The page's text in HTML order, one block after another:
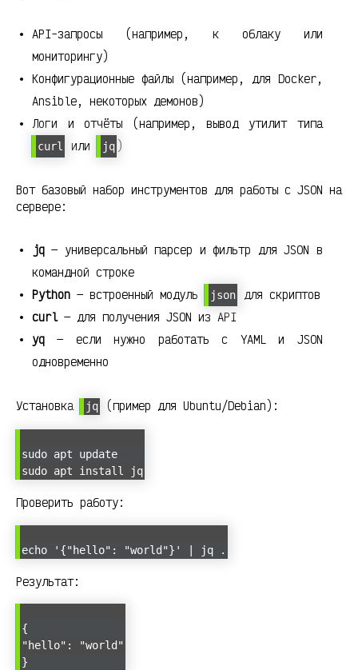
API-запросы (например, к облаку или
мониторингу)
Конфигурационные файлы (например, для Docker,
Ansible, некоторых демонов)
Логи и отчёты (например, вывод утилит типа
curl или jq )
Вот базовый набор инструментов для работы с JSON на
сервере:
jq — универсальный парсер и фильтр для JSON в
командной строке
Python — встроенный модуль json
для скриптов
curl— для получения JSON из API
yq — если нужно работать с YAML и JSON
одновременно
Установка jq (пример для Ubuntu/Debian):
sudo apt update
sudo apt install jq
Проверить работу:
echo '{"hello": "world"}' | jq .
Результат:
{
"hello": "world"
}